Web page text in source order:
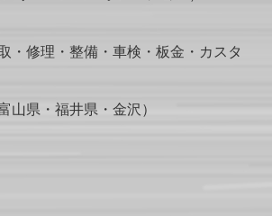
・修理・整備・車検・板金・カスタ
山県・福井県・金沢）